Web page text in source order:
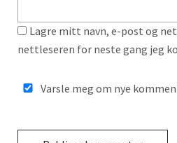
Lagre mitt navn, e-post og
nettleseren for neste gang jeg
Varsle meg om nye